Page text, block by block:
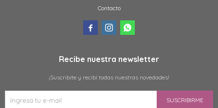
Contacto
  
Recibe nuestra newsletter
¡Suscribite y recibí todas nuestras novedades!
SUSCRIBIRME